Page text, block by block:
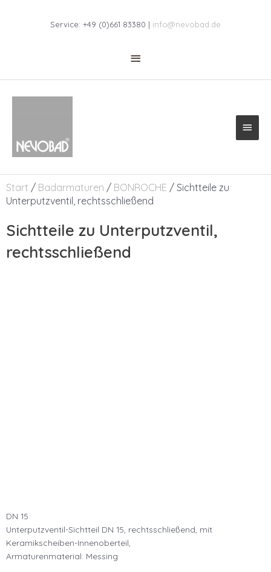
Service: +49 (0)661 83380 | info@nevobad.de
Header
Start / Badarmaturen / BONROCHE / Sichtteile zu
Unterputzventil, rechtsschließend
Sichtteile zu Unterputzventil,
rechtsschließend
DN 15
Unterputzventil-Sichtteil DN 15, rechtsschließend, mit
Keramikscheiben-Innenoberteil,
Armaturenmaterial: Messing